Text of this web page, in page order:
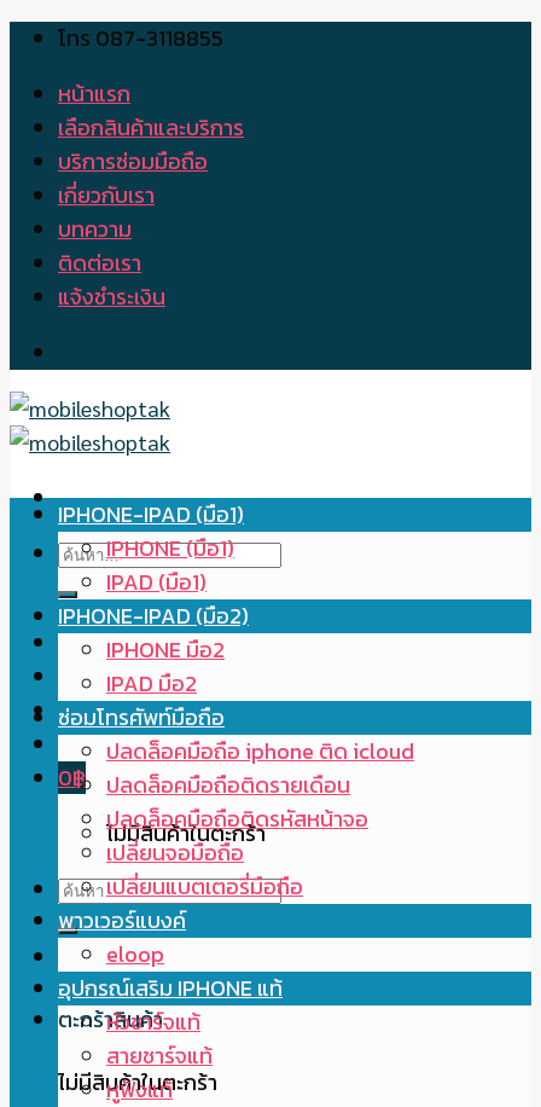
Skip
content
โทร 087-3118855
หน้าแรก
เลือกสินค้าและบริการ
บริการซ่อมมือถือ
เกี่ยวกับเรา
บทความ
ติดต่อเรา
แจ้งชำระเงิน
ค้นหา:
0฿
ไม่มีสินค้าในตะกร้า
ค้นหา:
ตะกร้าสินค้า
ไม่มีสินค้าในตะกร้า
IPHONE-IPAD (มือ1)
IPHONE (มือ1)
IPAD (มือ1)
IPHONE-IPAD (มือ2)
IPHONE มือ2
IPAD มือ2
ซ่อมโทรศัพท์มือถือ
ปลดล็อคมือถือ iphone ติด icloud
ปลดล็อคมือถือติดรายเดือน
ปลดล็อคมือถือติดรหัสหน้าจอ
เปลี่ยนจอมือถือ
เปลี่ยนแบตเตอรี่มือถือ
พาวเวอร์แบงค์
eloop
อุปกรณ์เสริม IPHONE แท้
หัวชาร์จแท้
สายชาร์จแท้
หูฟังแท้